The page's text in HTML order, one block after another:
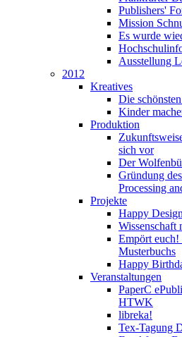
Publishers'
Mission
Es wurde
Ausstellung
2012
Kreatives
Die
Kinder
Produktion
sich vor
Der
Gründung
Processing
Projekte
Happy
Wissenschaft
Empört euch!
Musterbuchs
Happy
Veranstaltungen
PaperC
HTWK
libreka!
Tex-Tagung